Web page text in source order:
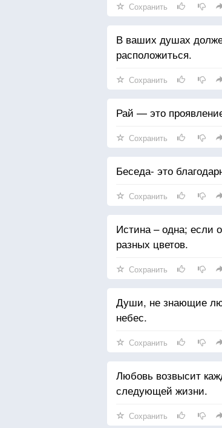
Сохранить
В ваших душах
расположиться.
Сохранить
Рай — это
Сохранить
Беседа- это
Сохранить
Истина – одна; если
разных цветов.
Сохранить
Души, не знающие
небес.
Сохранить
Любовь возвысит
следующей жизни.
Сохранить